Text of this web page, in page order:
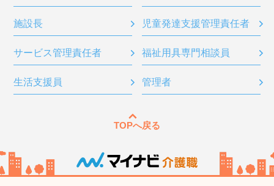
施設長 児童発達支援管理責任者
サービス管理責任者 福祉用具専門相談員
生活支援員 管理者
TOPへ戻る